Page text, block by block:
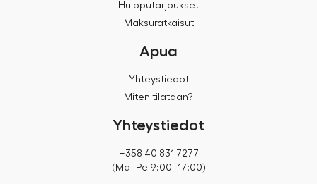
Huipputarjoukset
Maksuratkaisut
Apua
Yhteystiedot
Miten tilataan?
Yhteystiedot
+358 40 831 7277
(Ma–Pe 9:00–17:00)